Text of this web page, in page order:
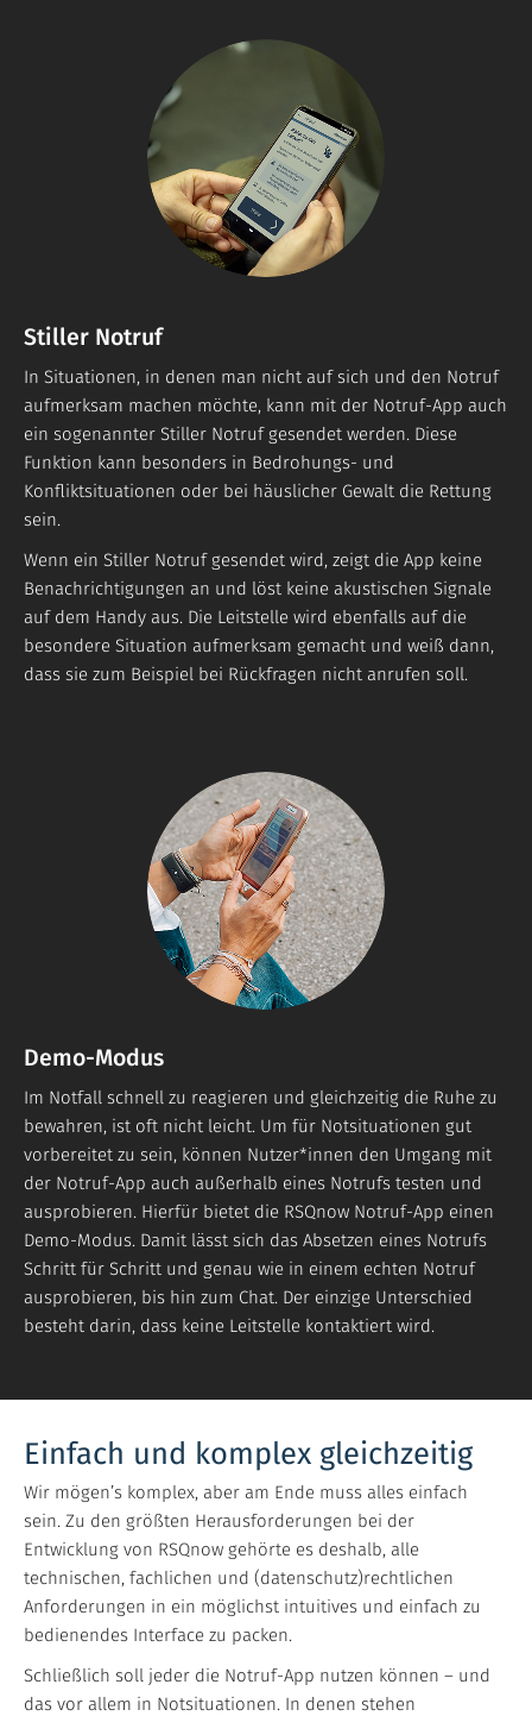
Stiller Notruf
In Situationen, in denen man nicht auf sich und den Notruf
aufmerksam machen möchte, kann mit der Notruf-App auch
ein sogenannter Stiller Notruf gesendet werden. Diese
Funktion kann besonders in Bedrohungs- und
Konfliktsituationen oder bei häuslicher Gewalt die Rettung
sein.
Wenn ein Stiller Notruf gesendet wird, zeigt die App keine
Benachrichtigungen an und löst keine akustischen Signale
auf dem Handy aus. Die Leitstelle wird ebenfalls auf die
besondere Situation aufmerksam gemacht und weiß dann,
dass sie zum Beispiel bei Rückfragen nicht anrufen soll.
Demo-Modus
Im Notfall schnell zu reagieren und gleichzeitig die Ruhe zu
bewahren, ist oft nicht leicht. Um für Notsituationen gut
vorbereitet zu sein, können Nutzer*innen den Umgang mit
der Notruf-App auch außerhalb eines Notrufs testen und
ausprobieren. Hierfür bietet die RSQnow Notruf-App einen
Demo-Modus. Damit lässt sich das Absetzen eines Notrufs
Schritt für Schritt und genau wie in einem echten Notruf
ausprobieren, bis hin zum Chat. Der einzige Unterschied
besteht darin, dass keine Leitstelle kontaktiert wird.
Einfach und komplex gleichzeitig
Wir mögen’s komplex, aber am Ende muss alles einfach
sein. Zu den größten Herausforderungen bei der
Entwicklung von RSQnow gehörte es deshalb, alle
technischen, fachlichen und (datenschutz)rechtlichen
Anforderungen in ein möglichst intuitives und einfach zu
bedienendes Interface zu packen.
Schließlich soll jeder die Notruf-App nutzen können – und
das vor allem in Notsituationen. In denen stehen